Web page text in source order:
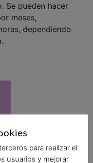
Se pueden hacer
meses,
dependiendo
para realizar el
usuarios y mejorar